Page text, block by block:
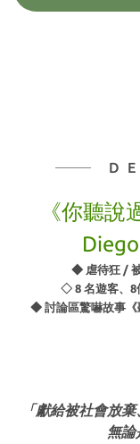
《你聽說
◆ 虐待狂 /
◇ 8 名遊客、8
◆ 討論區驚嚇故事《
「獻給被社會放
無論